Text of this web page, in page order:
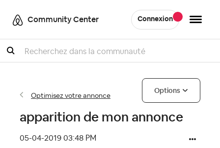
Community Center Connexion
Recherche
Optimisez votre annonce
Options
apparition de mon annonce
‎05-04-2019 03:48 PM